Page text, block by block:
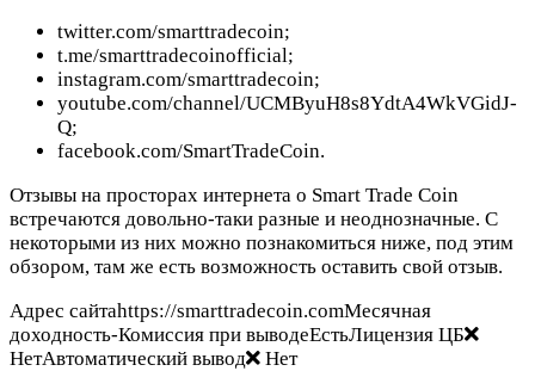
twitter.com/smarttradecoin;
t.me/smarttradecoinofficial;
instagram.com/smarttradecoin;
youtube.com/channel/UCMByuH8s8YdtA4WkVGidJ-
Q;
facebook.com/SmartTradeCoin.
Отзывы на просторах интернета о Smart Trade Coin
встречаются довольно-таки разные и неоднозначные. С
некоторыми из них можно познакомиться ниже, под этим
обзором, там же есть возможность оставить свой отзыв.
Адрес сайтаhttps://smarttradecoin.comМесячная
доходность-Комиссия при выводеЕстьЛицензия ЦБ
НетАвтоматический вывод
Нет